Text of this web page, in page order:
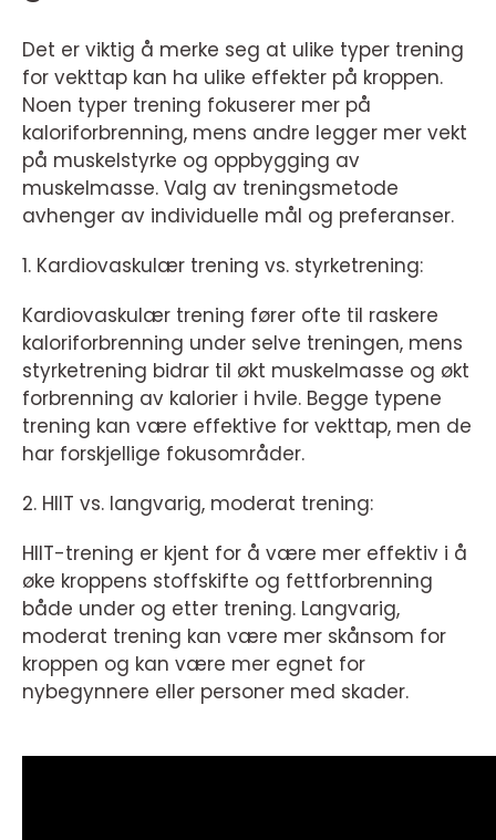
Det er viktig å merke seg at ulike typer trening
for vekttap kan ha ulike effekter på kroppen.
Noen typer trening fokuserer mer på
kaloriforbrenning, mens andre legger mer vekt
på muskelstyrke og oppbygging av
muskelmasse. Valg av treningsmetode
avhenger av individuelle mål og preferanser.
1. Kardiovaskulær trening vs. styrketrening:
Kardiovaskulær trening fører ofte til raskere
kaloriforbrenning under selve treningen, mens
styrketrening bidrar til økt muskelmasse og økt
forbrenning av kalorier i hvile. Begge typene
trening kan være effektive for vekttap, men de
har forskjellige fokusområder.
2. HIIT vs. langvarig, moderat trening:
HIIT-trening er kjent for å være mer effektiv i å
øke kroppens stoffskifte og fettforbrenning
både under og etter trening. Langvarig,
moderat trening kan være mer skånsom for
kroppen og kan være mer egnet for
nybegynnere eller personer med skader.